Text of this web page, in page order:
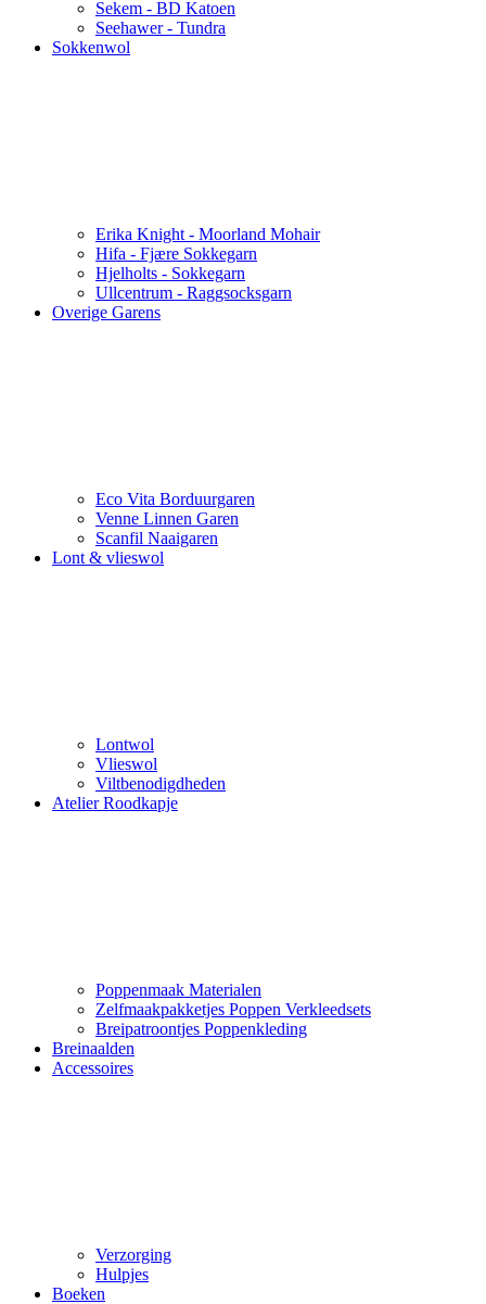
Sekem - BD Katoen
Seehawer - Tundra
Sokkenwol
Erika Knight - Moorland Mohair
Hifa - Fjære Sokkegarn
Hjelholts - Sokkegarn
Ullcentrum - Raggsocksgarn
Overige Garens
Eco Vita Borduurgaren
Venne Linnen Garen
Scanfil Naaigaren
Lont & vlieswol
Lontwol
Vlieswol
Viltbenodigdheden
Atelier Roodkapje
Poppenmaak Materialen
Zelfmaakpakketjes Poppen Verkleedsets
Breipatroontjes Poppenkleding
Breinaalden
Accessoires
Verzorging
Hulpjes
Boeken